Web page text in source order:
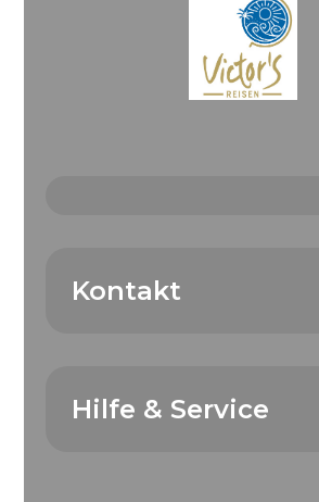
Kontakt
Hilfe & Service